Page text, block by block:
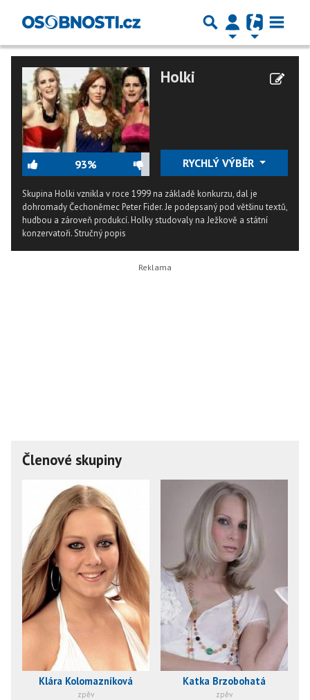
93%
Holki
RYCHLÝ VÝBĚR
Skupina Holki vznikla v roce 1999 na základě konkurzu, dal je
dohromady Čechoněmec Peter Fider. Je podepsaný pod většinu textů,
hudbou a zároveň produkcí. Holky studovaly na Ježkově a státní
konzervatoři.Stručný popis
Členové skupiny
Klára Kolomazníková
zpěv
Katka Brzobohatá
zpěv